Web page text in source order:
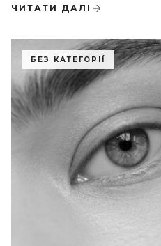
сяючої шкіри
ЧИТАТИ ДАЛІ
БЕЗ КАТЕГОРІЇ